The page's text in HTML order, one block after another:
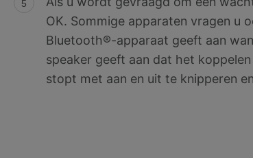
OK. Sommige apparaten vragen u
Bluetooth®-apparaat geeft aan
speaker geeft aan dat het
stopt met aan en uit te knipperen